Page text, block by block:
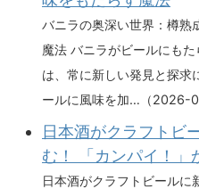
バニラの奥深い世界：樽熟
魔法 バニラがビールにも
は、常に新しい発見と探求
ールに風味を加…（2026-
日本酒がクラフトビ
む！ 「カンパイ！」
日本酒がクラフトビールに